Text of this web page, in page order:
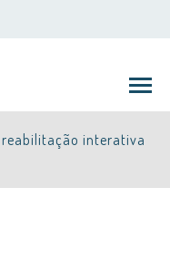
reabilitação interativa